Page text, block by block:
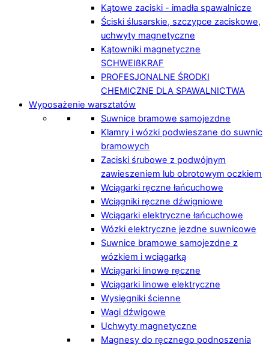
Kątowe zaciski - imadła spawalnicze
Ściski ślusarskie, szczypce zaciskowe,
uchwyty magnetyczne
Kątowniki magnetyczne
SCHWEIßKRAF
PROFESJONALNE ŚRODKI
CHEMICZNE DLA SPAWALNICTWA
Wyposażenie warsztatów
Suwnice bramowe samojezdne
Klamry i wózki podwieszane do suwnic
bramowych
Zaciski śrubowe z podwójnym
zawieszeniem lub obrotowym oczkiem
Wciągarki ręczne łańcuchowe
Wciągniki ręczne dźwigniowe
Wciągarki elektryczne łańcuchowe
Wózki elektryczne jezdne suwnicowe
Suwnice bramowe samojezdne z
wózkiem i wciągarką
Wciągarki linowe ręczne
Wciągarki linowe elektryczne
Wysięgniki ścienne
Wagi dźwigowe
Uchwyty magnetyczne
Magnesy do ręcznego podnoszenia